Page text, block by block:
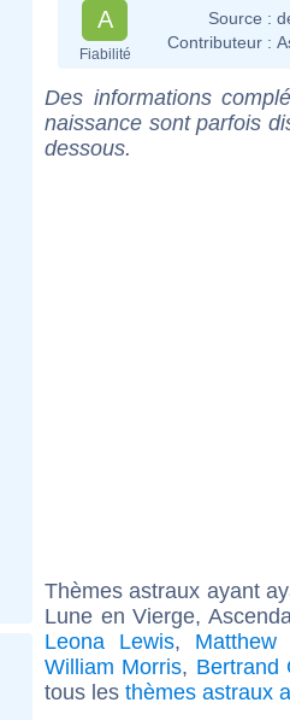
A
Fiabilité
Source :
Contributeur :
Des informations
naissance sont parfois
dessous.
Thèmes astraux ayant
Lune en Vierge,
Leona Lewis, Matthew
William Morris, Bertrand
tous les thèmes astraux